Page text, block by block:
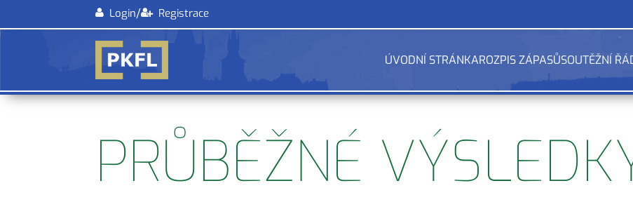
Login/ Registrace
ÚVODNÍ STRÁNKAROZPIS ZÁPASŮSOUTĚŽNÍ
PRŮBĚŽNÉ